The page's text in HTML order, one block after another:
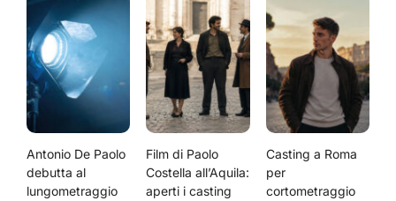
Antonio De Paolo
debutta al
lungometraggio
Film di Paolo
Costella all’Aquila:
aperti i casting
Casting a Roma
per
cortometraggio